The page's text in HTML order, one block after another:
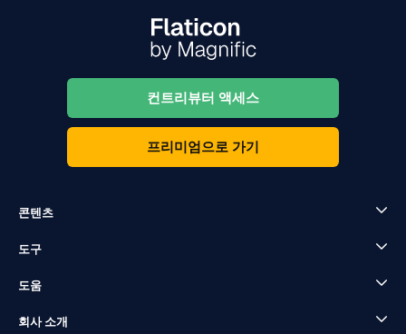
컨트리뷰터 액세스
프리미엄으로 가기
콘텐츠
도구
도움
회사 소개